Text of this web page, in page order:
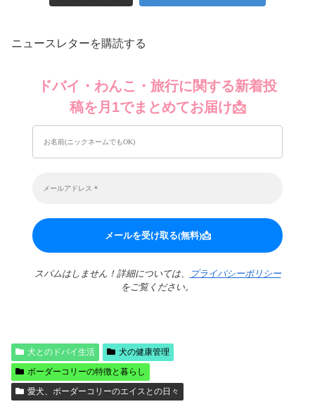
ニュースレターを購読する
ドバイ・わんこ・旅行に関する新着投
稿を月1でまとめてお届け📩
スパムはしません！詳細については、
プライバシーポリシー
をご覧ください。
犬とのドバイ生活
犬の健康管理
ボーダーコリーの特徴と暮らし
愛犬、ボーダーコリーのエイスとの日々